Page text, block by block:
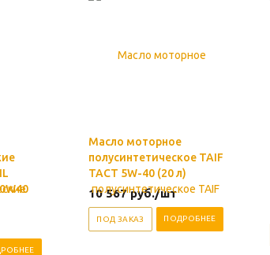
Масло моторное
полусинтетическое TAIF
TACT 5W-40 (20 л)
10 567руб./шт
ПОД ЗАКАЗ ПОДРОБНЕЕ